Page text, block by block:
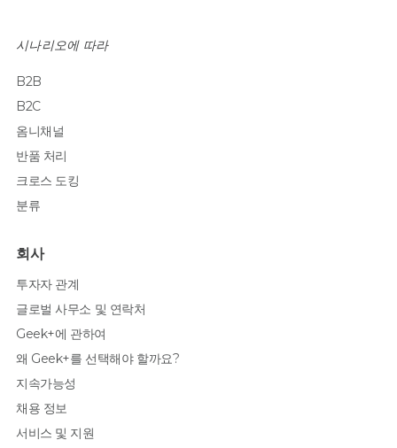
시나리오에 따라
B2B
B2C
옴니채널
반품 처리
크로스 도킹
분류
회사
투자자 관계
글로벌 사무소 및 연락처
Geek+에 관하여
왜 Geek+를 선택해야 할까요?
지속가능성
채용 정보
서비스 및 지원